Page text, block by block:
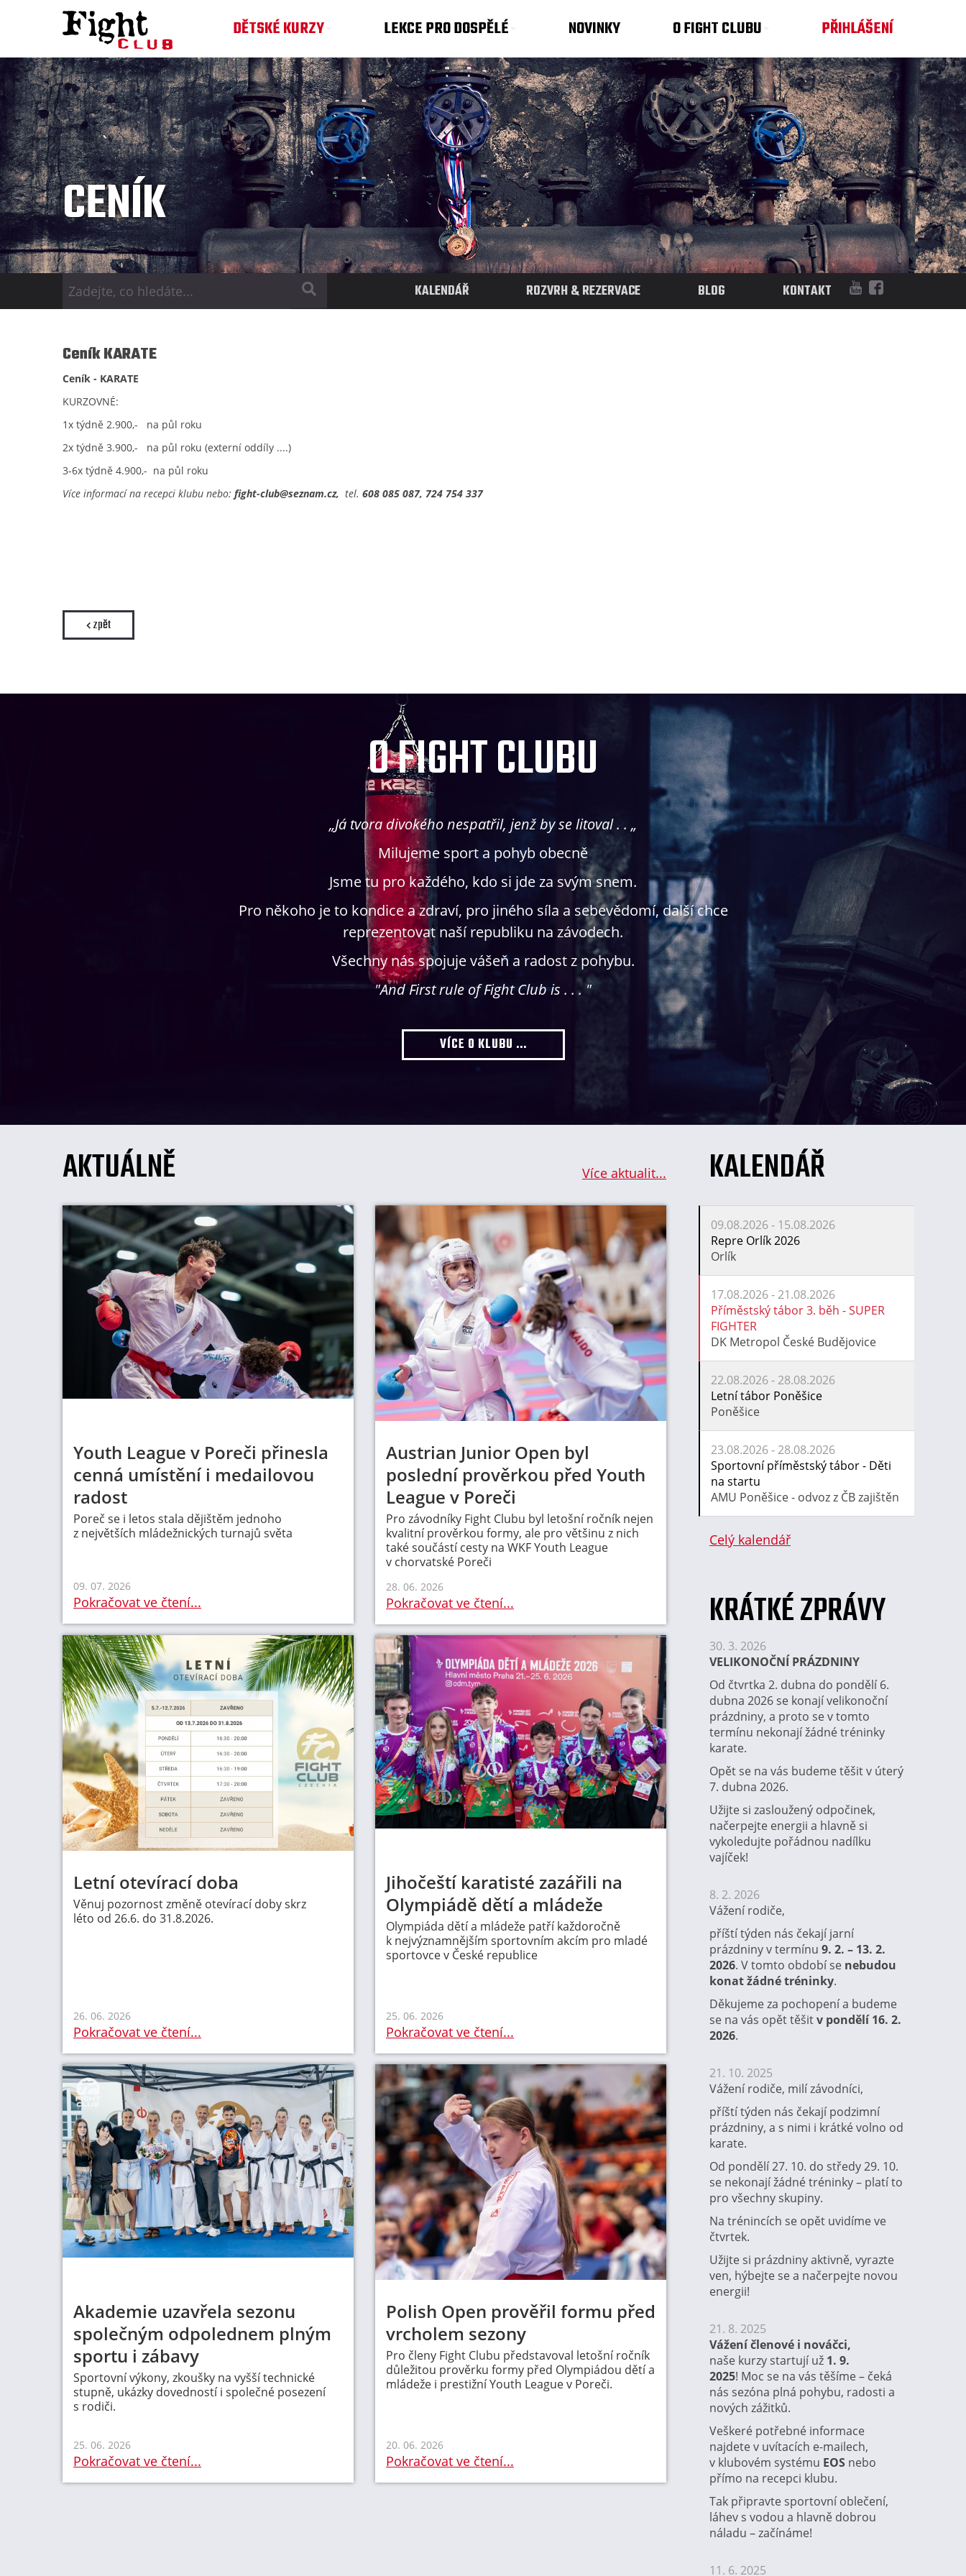
DĚTSKÉ KURZY LEKCE PRO DOSPĚLÉ NOVINKY O FIGHT CLUBU PŘIHLÁŠENÍ
CENÍK
KALENDÁŘ ROZVRH & REZERVACE BLOG KONTAKT
Ceník KARATE
Ceník - KARATE
KURZOVNÉ:
1x týdně 2.900,- na půl roku
2x týdně 3.900,- na půl roku (externí oddíly ....)
3-6x týdně 4.900,- na půl roku
Více informací na recepci klubu nebo: fight-club@seznam.cz, tel. 608 085 087, 724 754 337
zpět
O FIGHT CLUBU
„Já tvora divokého nespatřil, jenž by se litoval . . „
Milujeme sport a pohyb obecně
Jsme tu pro každého, kdo si jde za svým snem.
Pro někoho je to kondice a zdraví, pro jiného síla a sebevědomí, další chce
reprezentovat naší republiku na závodech.
Všechny nás spojuje vášeň a radost z pohybu.
"And First rule of Fight Club is . . . "
VÍCE O KLUBU ...
AKTUÁLNĚ Více aktualit...
Youth League v Poreči přinesla
cenná umístění i medailovou
radost
Poreč se i letos stala dějištěm jednoho
z největších mládežnických turnajů světa
09. 07. 2026
Pokračovat ve čtení...
Austrian Junior Open byl
poslední prověrkou před Youth
League v Poreči
Pro závodníky Fight Clubu byl letošní ročník nejen
kvalitní prověrkou formy, ale pro většinu z nich
také součástí cesty na WKF Youth League
v chorvatské Poreči
28. 06. 2026
Pokračovat ve čtení...
Letní otevírací doba
Věnuj pozornost změně otevírací doby skrz
léto od 26.6. do 31.8.2026.
26. 06. 2026
Pokračovat ve čtení...
Jihočeští karatisté zazářili na
Olympiádě dětí a mládeže
Olympiáda dětí a mládeže patří každoročně
k nejvýznamnějším sportovním akcím pro mladé
sportovce v České republice
25. 06. 2026
Pokračovat ve čtení...
Akademie uzavřela sezonu
společným odpolednem plným
sportu i zábavy
Sportovní výkony, zkoušky na vyšší technické
stupně, ukázky dovedností i společné posezení
s rodiči.
25. 06. 2026
Pokračovat ve čtení...
Polish Open prověřil formu před
vrcholem sezony
Pro členy Fight Clubu představoval letošní ročník
důležitou prověrku formy před Olympiádou dětí a
mládeže i prestižní Youth League v Poreči.
20. 06. 2026
Pokračovat ve čtení...
KALENDÁŘ
09.08.2026 - 15.08.2026
Repre Orlík 2026
Orlík
17.08.2026 - 21.08.2026
Příměstský tábor 3. běh - SUPER
FIGHTER
DK Metropol České Budějovice
22.08.2026 - 28.08.2026
Letní tábor Poněšice
Poněšice
23.08.2026 - 28.08.2026
Sportovní příměstský tábor - Děti
na startu
AMU Poněšice - odvoz z ČB zajištěn
Celý kalendář
KRÁTKÉ ZPRÁVY
30. 3. 2026
VELIKONOČNÍ PRÁZDNINY
Od čtvrtka 2. dubna do pondělí 6.
dubna 2026 se konají velikonoční
prázdniny, a proto se v tomto
termínu nekonají žádné tréninky
karate.
Opět se na vás budeme těšit v úterý
7. dubna 2026.
Užijte si zasloužený odpočinek,
načerpejte energii a hlavně si
vykoledujte pořádnou nadílku
vajíček!
8. 2. 2026
Vážení rodiče,
příští týden nás čekají jarní
prázdniny v termínu 9. 2. – 13. 2.
2026. V tomto období se nebudou
konat žádné tréninky.
Děkujeme za pochopení a budeme
se na vás opět těšitv pondělí 16. 2.
2026.
21. 10. 2025
Vážení rodiče, milí závodníci,
příští týden nás čekají podzimní
prázdniny, a s nimi i krátké volno od
karate.
Od pondělí 27. 10. do středy 29. 10.
se nekonají žádné tréninky – platí to
pro všechny skupiny.
Na trénincích se opět uvidíme ve
čtvrtek.
Užijte si prázdniny aktivně, vyrazte
ven, hýbejte se a načerpejte novou
energii!
21. 8. 2025
Vážení členové i nováčci,
naše kurzy startují už 1. 9.
2025! Moc se na vás těšíme – čeká
nás sezóna plná pohybu, radosti a
nových zážitků.
Veškeré potřebné informace
najdete v uvítacích e-mailech,
v klubovém systému EOS nebo
přímo na recepci klubu.
Tak připravte sportovní oblečení,
láhev s vodou a hlavně dobrou
náladu – začínáme!
11. 6. 2025